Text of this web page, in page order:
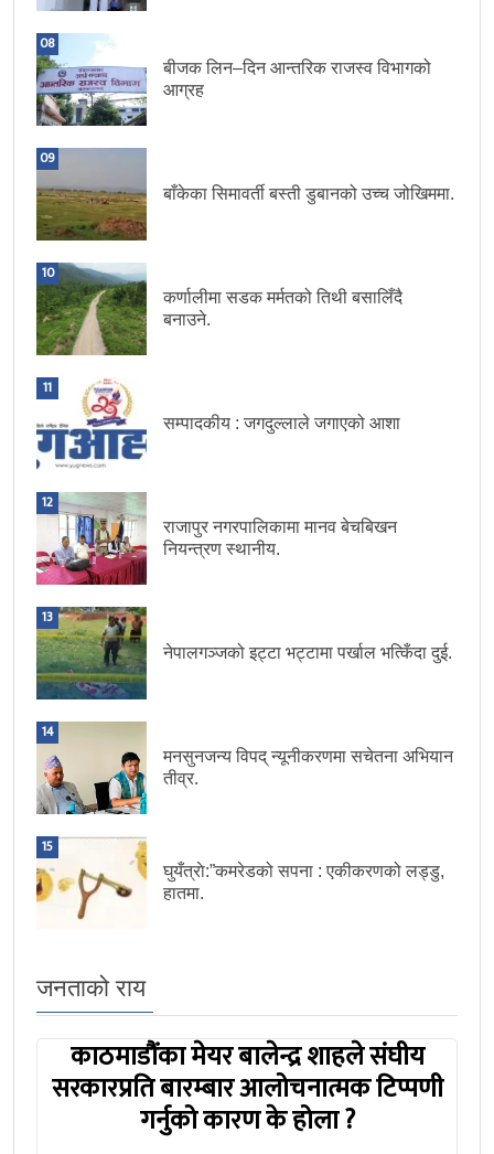
08
बीजक लिन–दिन आन्तरिक राजस्व विभागको
आग्रह
09
बाँकेका सिमावर्ती बस्ती डुबानको उच्च जोखिममा.
10
कर्णालीमा सडक मर्मतको तिथी बसालिँदै
बनाउने.
11
सम्पादकीय : जगदुल्लाले जगाएको आशा
12
राजापुर नगरपालिकामा मानव बेचबिखन
नियन्त्रण स्थानीय.
13
नेपालगञ्जको इट्टा भट्टामा पर्खाल भत्किँदा दुई.
14
मनसुनजन्य विपद् न्यूनीकरणमा सचेतना अभियान
तीव्र.
15
घुयँत्राे:”कमरेडको सपना : एकीकरणको लड्डु,
हातमा.
जनताको राय
काठमाडौंका मेयर बालेन्द्र शाहले संघीय
सरकारप्रति बारम्बार आलोचनात्मक टिप्पणी
गर्नुको कारण के होला ?